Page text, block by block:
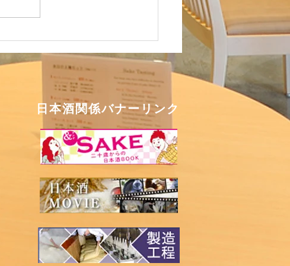
ごしください。 さて、日本の酒
もご利用いただき誠にありがとう
ございました。 来年もよろしく
お願い申し上げます。...
​日本酒関係バナーリンク